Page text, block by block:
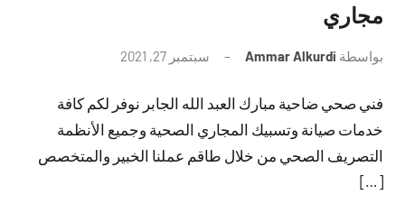
مجاري
بواسطة Ammar Alkurdi سبتمبر 27, 2021
تعليقات
فني صحي ضاحية مبارك العبد الله الجابر نوفر لكم كافة
خدمات صيانة وتسبيك المجاري الصحية وجميع الأنظمة
التصريف الصحي من خلال طاقم عملنا الخبير والمتخصص
[…]